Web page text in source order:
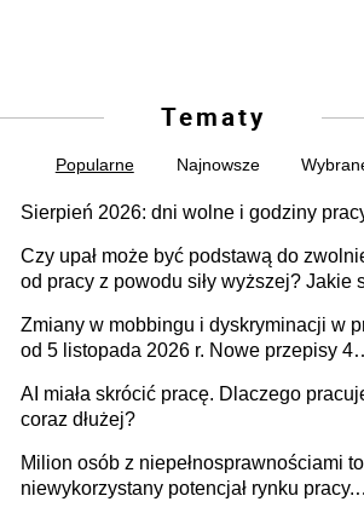
Tematy
Popularne Najnowsze
Sierpień 2026: dni wolne i godziny
Czy upał może być podstawą do
od pracy z powodu siły wyższej? Jakie
Zmiany w mobbingu i dyskryminacji w
od 5 listopada 2026 r. Nowe przepisy 4
Ustaw
AI miała skrócić pracę. Dlaczego
coraz dłużej?
Milion osób z niepełnosprawnościami to
niewykorzystany potencjał rynku pracy.